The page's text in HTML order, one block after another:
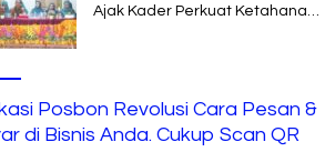
Ajak Kader Perkuat Ketahanan
Posbon Revolusi Cara Pesan &
di Bisnis Anda. Cukup Scan QR